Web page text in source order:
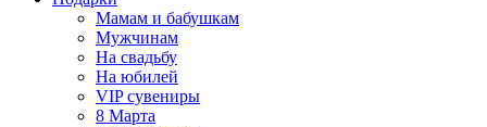
Мамам и бабушкам
Мужчинам
На свадьбу
На юбилей
VIP сувениры
8 Марта